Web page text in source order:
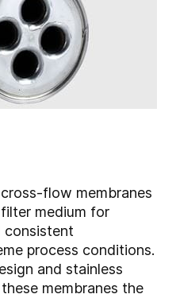
flow membranes
medium for
consistent
process conditions.
and stainless
membranes the